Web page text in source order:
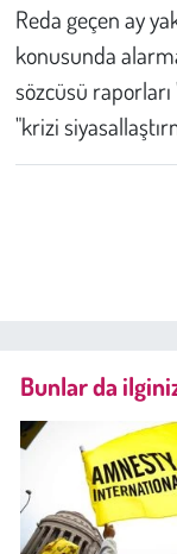
Reda geçen ay
konusunda
sözcüsü
"krizi
Bunlar da